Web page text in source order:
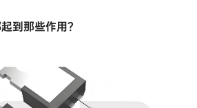
到那些作用？